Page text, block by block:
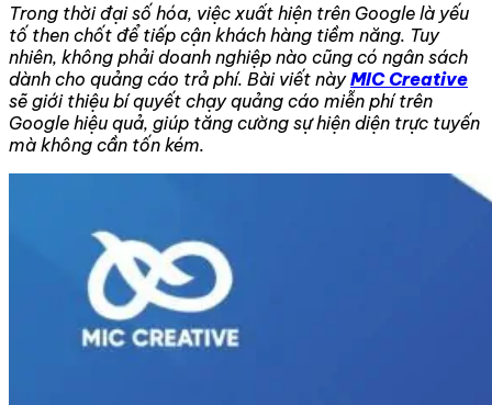
Trong thời đại số hóa, việc xuất hiện trên Google là yếu
tố then chốt để tiếp cận khách hàng tiềm năng. Tuy
nhiên, không phải doanh nghiệp nào cũng có ngân sách
dành cho quảng cáo trả phí. Bài viết nàyMIC Creative
sẽ giới thiệu bí quyết chạy quảng cáo miễn phí trên
Google hiệu quả, giúp tăng cường sự hiện diện trực tuyến
mà không cần tốn kém.